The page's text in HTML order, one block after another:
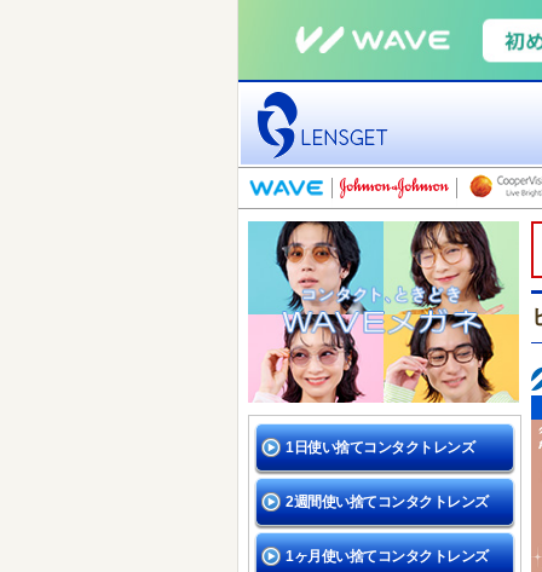
1日使い捨てコンタクトレンズ
2週間使い捨てコンタクトレンズ
1ヶ月使い捨てコンタクトレンズ